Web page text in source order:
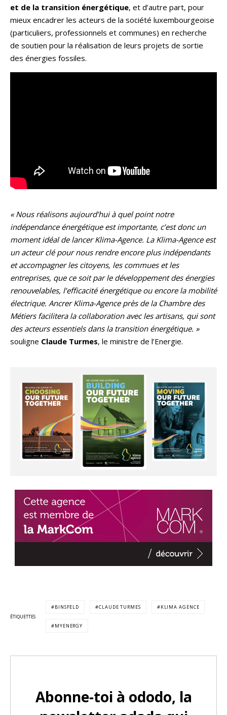
et de la transition énergétique, et d’autre part, pour
mieux encadrer les acteurs de la société luxembourgeoise
(particuliers, professionnels et communes) en recherche
de soutien pour la réalisation de leurs projets de sortie
des énergies fossiles.
« Nous réalisons aujourd’hui à quel point notre
indépendance énergétique est importante, c’est donc un
moment idéal de lancer Klima-Agence. La Klima-Agence est
un acteur clé pour nous rendre encore plus indépendants
et accompagner les citoyens, les commues et les
entreprises, que ce soit par le développement des énergies
renouvelables, l’efficacité énergétique ou encore la mobilité
électrique. Ancrer Klima-Agence près de la Chambre des
Métiers facilitera la collaboration avec les artisans, qui sont
des acteurs essentiels dans la transition énergétique. »
souligne Claude Turmes, le ministre de l’Energie.
ÉTIQUETTES
BINSFELD CLAUDE TURMES KLIMA AGENCE
MYENERGY